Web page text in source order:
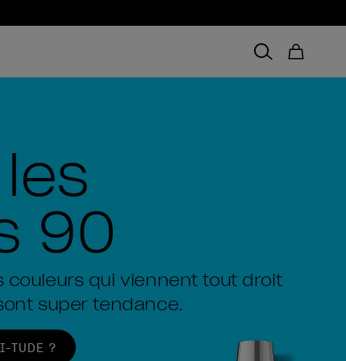
90
couleurs qui viennent tout droit
super tendance.
TUDE ?